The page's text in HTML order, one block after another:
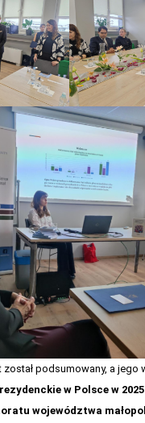
podsumowany, a jego
w Polsce w
województwa